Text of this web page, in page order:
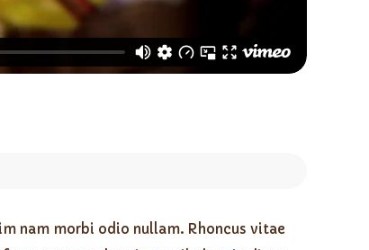
nam morbi odio nullam. Rhoncus vitae